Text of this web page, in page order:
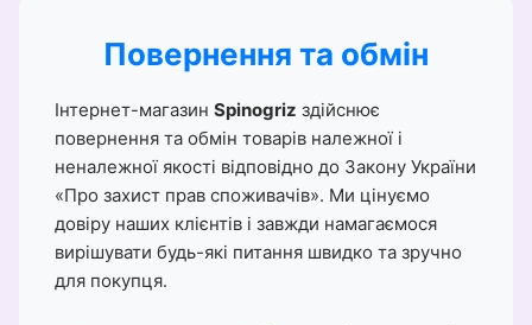
Повернення та обмін
Інтернет-магазин Spinogriz здійснює
повернення та обмін товарів належної і
неналежної якості відповідно до Закону України
«Про захист прав споживачів». Ми цінуємо
довіру наших клієнтів і завжди намагаємося
вирішувати будь-які питання швидко та зручно
для покупця.